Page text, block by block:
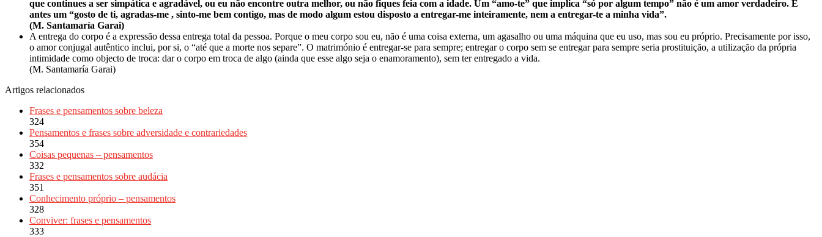
que continues a ser simpática e agradável, ou eu não encontre outra melhor, ou não fiques feia com a idade. Um “amo-te” que implica “só por algum tempo” não é um amor verdadeiro. É
antes um “gosto de ti, agradas-me , sinto-me bem contigo, mas de modo algum estou disposto a entregar-me inteiramente, nem a entregar-te a minha vida”.
(M. Santamaría Garai)
A entrega do corpo é a expressão dessa entrega total da pessoa. Porque o meu corpo sou eu, não é uma coisa externa, um agasalho ou uma máquina que eu uso, mas sou eu próprio. Precisamente por isso,
o amor conjugal autêntico inclui, por si, o “até que a morte nos separe”. O matrimónio é entregar-se para sempre; entregar o corpo sem se entregar para sempre seria prostituição, a utilização da própria
intimidade como objecto de troca: dar o corpo em troca de algo (ainda que esse algo seja o enamoramento), sem ter entregado a vida.
(M. Santamaría Garai)
Artigos relacionados
Frases e pensamentos sobre beleza
324
Pensamentos e frases sobre adversidade e contrariedades
354
Coisas pequenas – pensamentos
332
Frases e pensamentos sobre audácia
351
Conhecimento próprio – pensamentos
328
Conviver: frases e pensamentos
333